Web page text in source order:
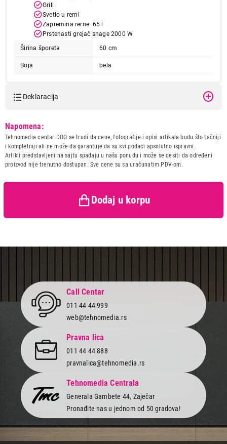
Grill
Svetlo u rerni
Zapremina rerne: 65 l
Prstenasti grejač snage 2000 W
Širina šporeta
60 cm
Boja bela
Deklaracija
Naziv i vrsta robe:
SPORET
Uvoznik:
220B
Zemlja porekla:
Poljska
kupaca po osnovu zakona o
Napomena:
Tehnomedia centar DOO se trudi da cene, fotografije i opisi artikala budu što tačniji
i kompletniji ali ne može da garantuje da su svi podaci apsolutno ispravni.
Artikli predstavljeni na sajtu spadaju u našu ponudu i može se desiti da određeni
proizvod nije trenutno dostupan. Sve cene su sa uračunatim PDV-om.
Dodaj u korpu
49.990,00
HANSA FCCW69209
Proizvod je dodat u korpu.
Ukupno u korpi:0,00
Završi kupovinu
Call Centar
011 44 44 999
web@tehnomedia.rs
Pravna lica
011 44 44 888
pravnalica@tehnomedia.rs
Tehnomedia Centrala
Generala Gambete 44, Zaječar
Pronađite nas u jednom od 50 gradova!